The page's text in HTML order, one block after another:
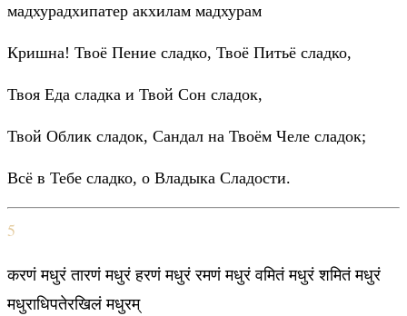
мадхурадхипатер акхилам мадхурам
Кришна! Твоё Пение сладко, Твоё Питьё сладко,
Твоя Еда сладка и Твой Сон сладок,
Твой Облик сладок, Сандал на Твоём Челе сладок;
Всё в Тебе сладко, о Владыка Сладости.
5
करणं मधुरं तारणं मधुरं हरणं मधुरं रमणं मधुरं वमितं मधुरं शमितं मधुरं
मधुराधिपतेरखिलं मधुरम्